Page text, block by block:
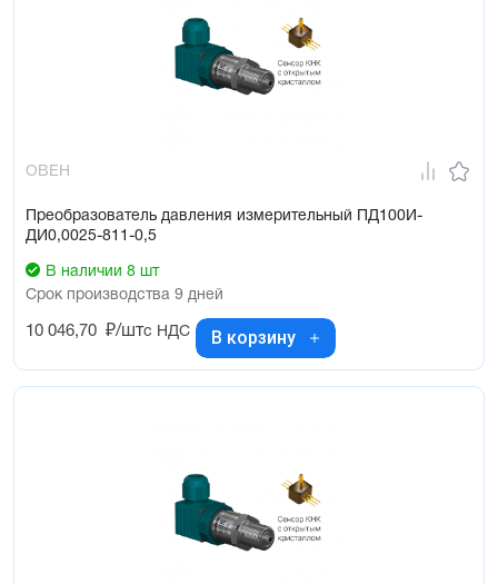
Тип измеряемого давления – избыточное (ДИ),
вакуумметрическое (ДВ), избыточно-вакуумметрическое (ДИВ)
Диапазон температур измеряемой среды: –40…+100 °С
ОВЕН
Преобразователь давления измерительный ПД100И-
ДИ0,0025-811-0,5
В наличии 8 шт
Срок производства 9 дней
10 046,70 ₽/штс НДС В корзину